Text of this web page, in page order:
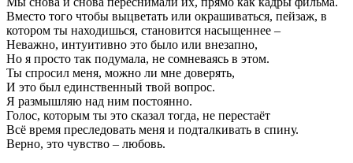
Вместо того чтобы выцветать или окрашиваться, пейзаж, в
котором ты находишься, становится насыщеннее –
Неважно, интуитивно это было или внезапно,
Но я просто так подумала, не сомневаясь в этом.
Ты спросил меня, можно ли мне доверять,
И это был единственный твой вопрос.
Я размышляю над ним постоянно.
Голос, которым ты это сказал тогда, не перестаёт
Всё время преследовать меня и подталкивать в спину.
Верно, это чувство – любовь.